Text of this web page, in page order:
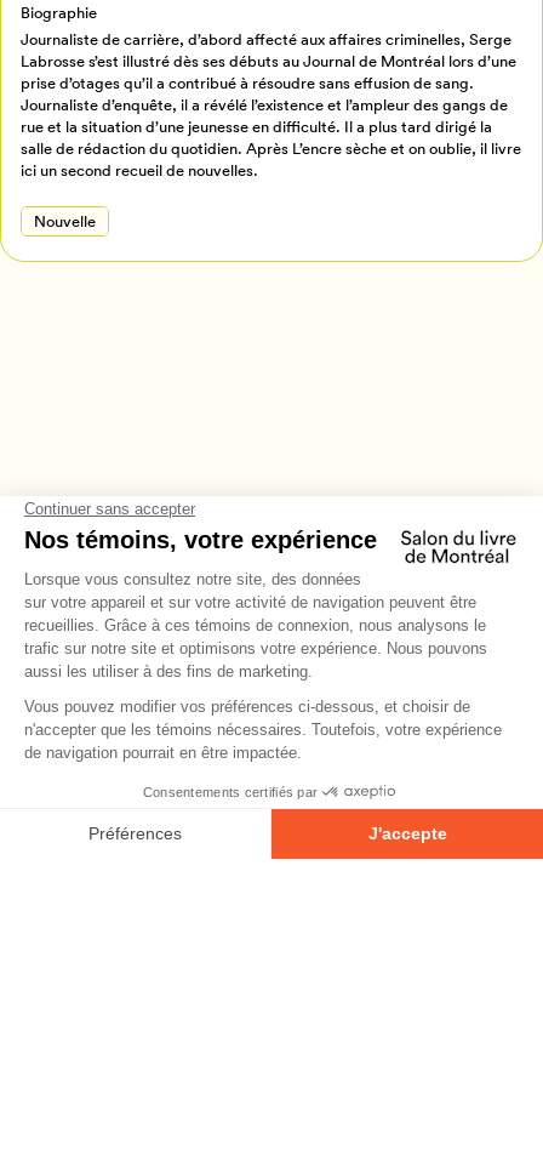
Retour à l’accueil
Biographie
Journaliste de carrière, d’abord affecté aux affaires criminelles, Serge
Labrosse s’est illustré dès ses débuts au Journal de Montréal lors d’une
prise d’otages qu’il a contribué à résoudre sans effusion de sang.
Journaliste d’enquête, il a révélé l’existence et l’ampleur des gangs de
rue et la situation d’une jeunesse en difficulté. Il a plus tard dirigé la
salle de rédaction du quotidien. Après L’encre sèche et on oublie, il livre
ici un second recueil de nouvelles.
Nouvelle
Créer un profil
Annuler